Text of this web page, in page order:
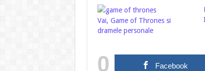
Vai, Game of Thrones si
dramele personale
0 Facebook